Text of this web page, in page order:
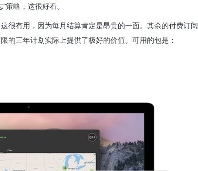
策略，这很好看。
很有用，因为每月结算肯定是昂贵的一面。其余的付费订阅
的三年计划实际上提供了极好的价值。可用的包是：